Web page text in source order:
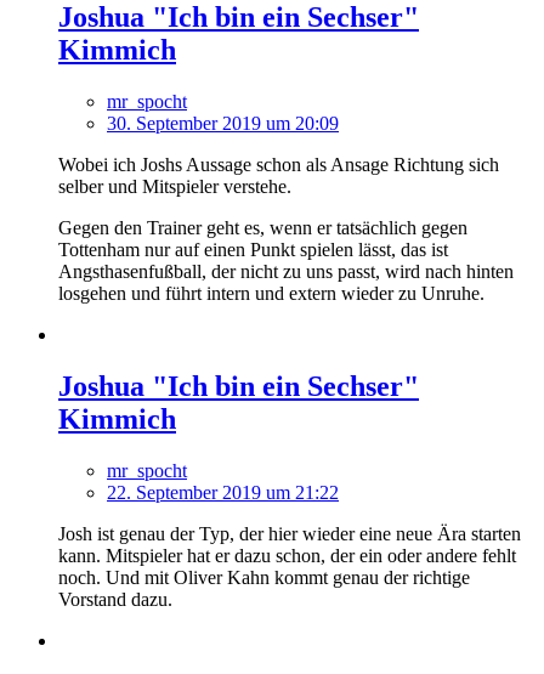
Joshua "Ich bin ein Sechser"
Kimmich
mr_spocht
30. September 2019 um 20:09
Wobei ich Joshs Aussage schon als Ansage Richtung sich
selber und Mitspieler verstehe.
Gegen den Trainer geht es, wenn er tatsächlich gegen
Tottenham nur auf einen Punkt spielen lässt, das ist
Angsthasenfußball, der nicht zu uns passt, wird nach hinten
losgehen und führt intern und extern wieder zu Unruhe.
Joshua "Ich bin ein Sechser"
Kimmich
mr_spocht
22. September 2019 um 21:22
Josh ist genau der Typ, der hier wieder eine neue Ära starten
kann. Mitspieler hat er dazu schon, der ein oder andere fehlt
noch. Und mit Oliver Kahn kommt genau der richtige
Vorstand dazu.